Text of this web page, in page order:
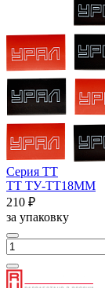
Серия ТТ
ТТ ТУ-ТТ18ММ
210 ₽
за упаковку